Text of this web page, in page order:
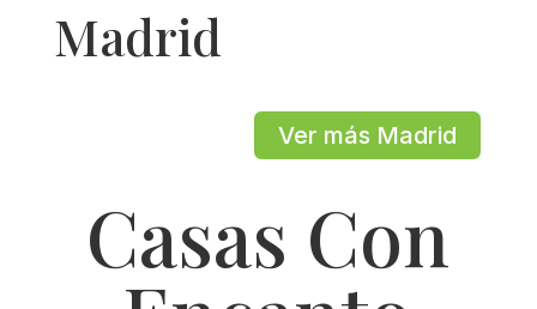
Madrid
Ver más Madrid
Casas Con